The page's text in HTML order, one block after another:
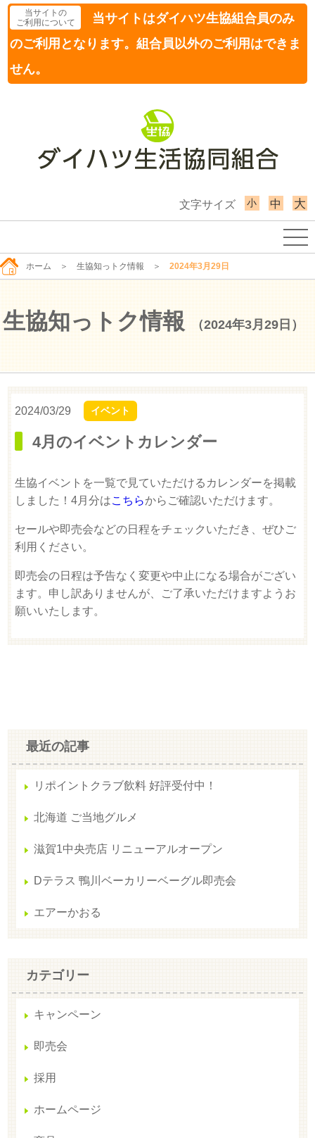
当サイトの
ご利用について
当サイトはダイハツ生協組合員のみ
のご利用となります。組合員以外のご利用はできま
せん。
文字サイズ 小 中 大
ホーム ＞ 生協知っトク情報 ＞ 2024年3月29日
生協知っトク情報 （2024年3月29日）
2024/03/29 イベント
4月のイベントカレンダー
生協イベントを一覧で見ていただけるカレンダーを掲載
しました！4月分はこちらからご確認いただけます。
セールや即売会などの日程をチェックいただき、ぜひご
利用ください。
即売会の日程は予告なく変更や中止になる場合がござい
ます。申し訳ありませんが、ご了承いただけますようお
願いいたします。
最近の記事
リポイントクラブ飲料 好評受付中！
北海道 ご当地グルメ
滋賀1中央売店 リニューアルオープン
Dテラス 鴨川ベーカリーベーグル即売会
エアーかおる
カテゴリー
キャンペーン
即売会
採用
ホームページ